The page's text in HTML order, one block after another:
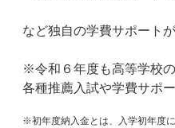
など独自の学費サポートが
※令和６年度も高等学校
各種推薦入試や学費サポ
※初年度納入金とは、入学初年度